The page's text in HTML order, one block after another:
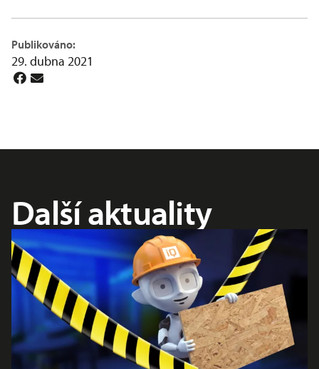
Publikováno:
29. dubna 2021
Další aktuality